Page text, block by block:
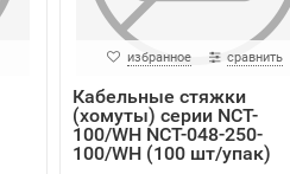
избранное сравнить
Кабельные стяжки
(хомуты) серии NCT-
100/WH NCT-048-250-
100/WH (100 шт/упак)